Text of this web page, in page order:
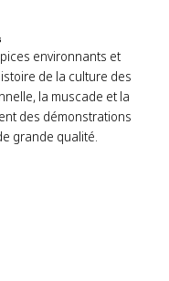
environnants et
de la culture des
la muscade et la
des démonstrations
grande qualité.